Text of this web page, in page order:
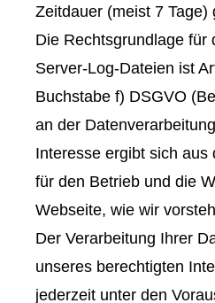
Zeitdauer (meist 7 Tage)
Die Rechtsgrundlage für
Server-Log-Dateien ist
Buchstabe f) DSGVO
an der
Interesse ergibt sich aus
für den Betrieb und die
Webseite, wie wir
Der Verarbeitung Ihrer
unseres berechtigten
jederzeit unter den